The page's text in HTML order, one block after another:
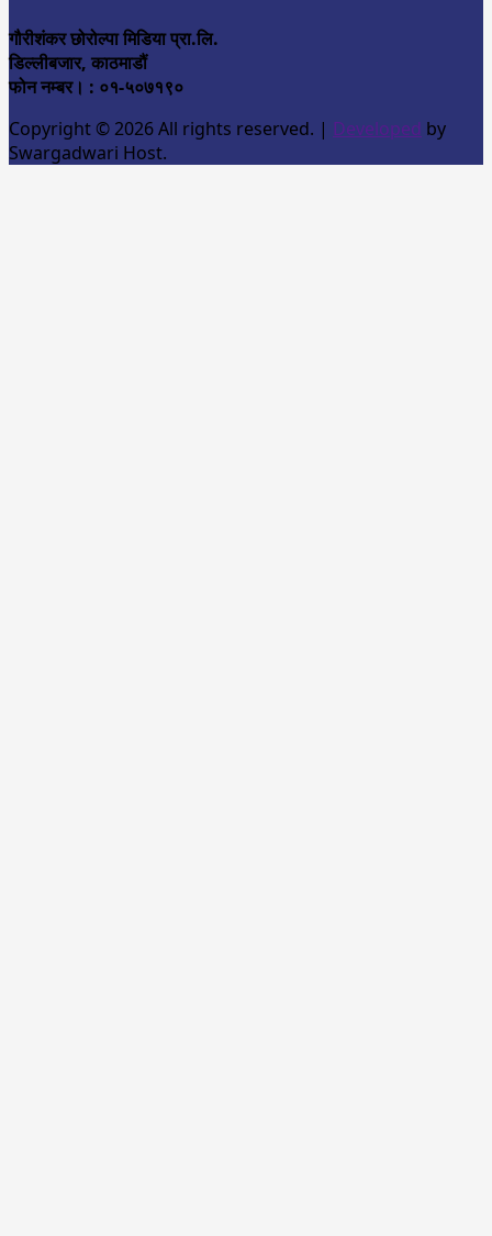
गौरीशंकर छोरोल्पा मिडिया प्रा.लि.
डिल्लीबजार, काठमाडौं
फोन नम्बर। : ०१-५०७१९०
Copyright © 2026 All rights reserved. | Developed by
Swargadwari Host.